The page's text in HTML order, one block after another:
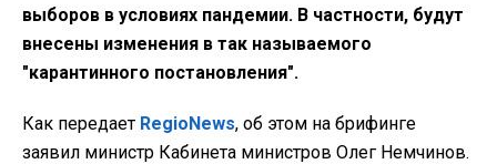
выборов в условиях пандемии. В частности, будут
внесены изменения в так называемого
"карантинного постановления".
Как передает RegioNews, об этом на брифинге
заявил министр Кабинета министров Олег Немчинов.